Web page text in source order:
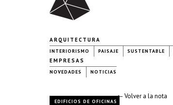
ARQUITECTURA
INTERIORISMO PAISAJE SUSTENTABLE
EMPRESAS
NOVEDADES NOTICIAS
← Volver a la nota
EDIFICIOS DE OFICINAS